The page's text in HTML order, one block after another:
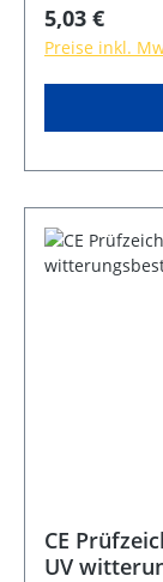
Regulärer
5,03 €
Preise inkl.
CE
UV